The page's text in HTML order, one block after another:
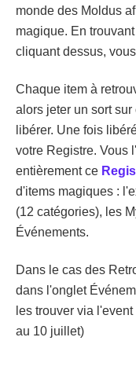
monde des Moldus
magique. En
cliquant dessus,
Chaque item à
alors jeter un sort
libérer. Une fois
votre Registre. Vous
entièrement ce
d'items magiques :
(12 catégories), les
Événements.
Dans le cas des
dans l'onglet
les trouver via l'event
au 10 juillet)